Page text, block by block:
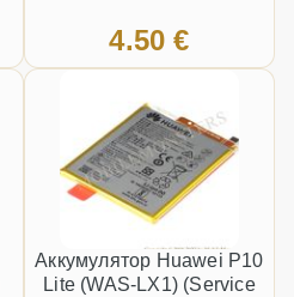
4.50 €
Аккумулятор Huawei P10
Lite (WAS-LX1) (Service